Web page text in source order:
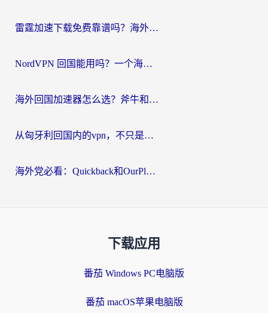
雷霆加速下载免费靠谱吗？海外党选回国加速器的避坑指南（附热门工具对比）
NordVPN 回国能用吗？一个海外用户必须面对的真实困境
海外回国加速器怎么选？斧牛和海龟哪个好？一篇帮你避开坑的实用指南
从匈牙利回国内的vpn，不只是为了刷剧那么简单
海外党必看：Quickback和OurPlay好用吗？3分钟选对回国加速器，无缝刷剧玩游戏
下载应用
番茄 Windows PC电脑版
番茄 macOS苹果电脑版